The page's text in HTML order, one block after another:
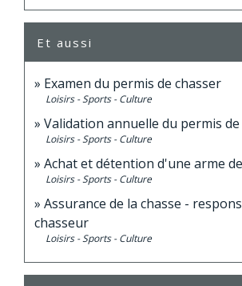
Et aussi
Examen du permis de chasser
Loisirs - Sports - Culture
Validation annuelle du permis
Loisirs - Sports - Culture
Achat et détention d'une arme
Loisirs - Sports - Culture
Assurance de la chasse -
chasseur
Loisirs - Sports - Culture